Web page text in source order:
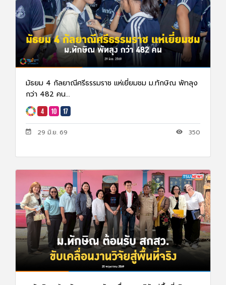
มัธยม 4 กัลยาณีศรีธรรมราช แห่เยี่ยมชม ม.ทักษิณ พัทลุง
กว่า 482 คน...
29 มิ.ย. 69 350